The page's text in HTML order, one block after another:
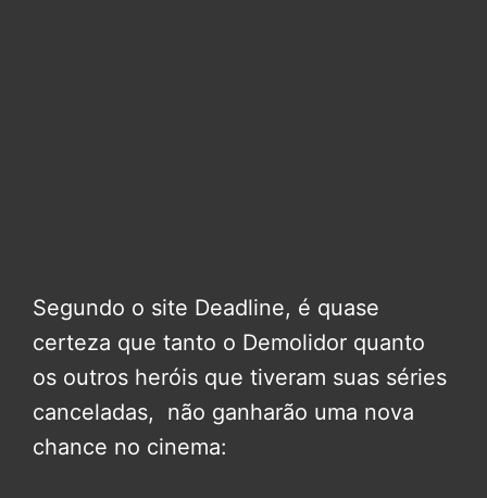
Segundo o site Deadline, é quase
certeza que tanto o Demolidor quanto
os outros heróis que tiveram suas séries
canceladas, não ganharão uma nova
chance no cinema: